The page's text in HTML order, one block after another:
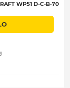
WP51 D-C-B-70